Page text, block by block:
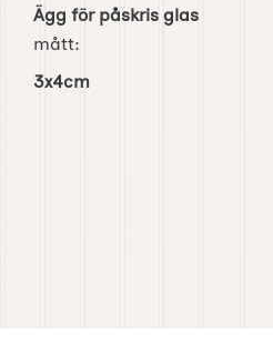
Ägg för påskris glas
mått:
3x4cm